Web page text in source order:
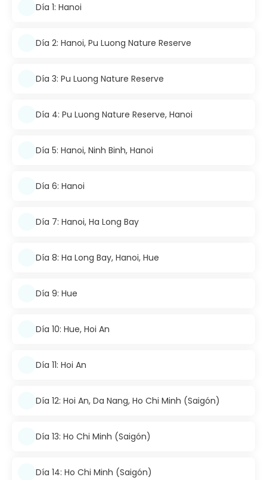
Día 1: Hanoi
Día 2: Hanoi, Pu Luong Nature Reserve
Día 3: Pu Luong Nature Reserve
Día 4: Pu Luong Nature Reserve, Hanoi
Día 5: Hanoi, Ninh Binh, Hanoi
Día 6: Hanoi
Día 7: Hanoi, Ha Long Bay
Día 8: Ha Long Bay, Hanoi, Hue
Día 9: Hue
Día 10: Hue, Hoi An
Día 11: Hoi An
Día 12: Hoi An, Da Nang, Ho Chi Minh (Saigón)
Día 13: Ho Chi Minh (Saigón)
Día 14: Ho Chi Minh (Saigón)